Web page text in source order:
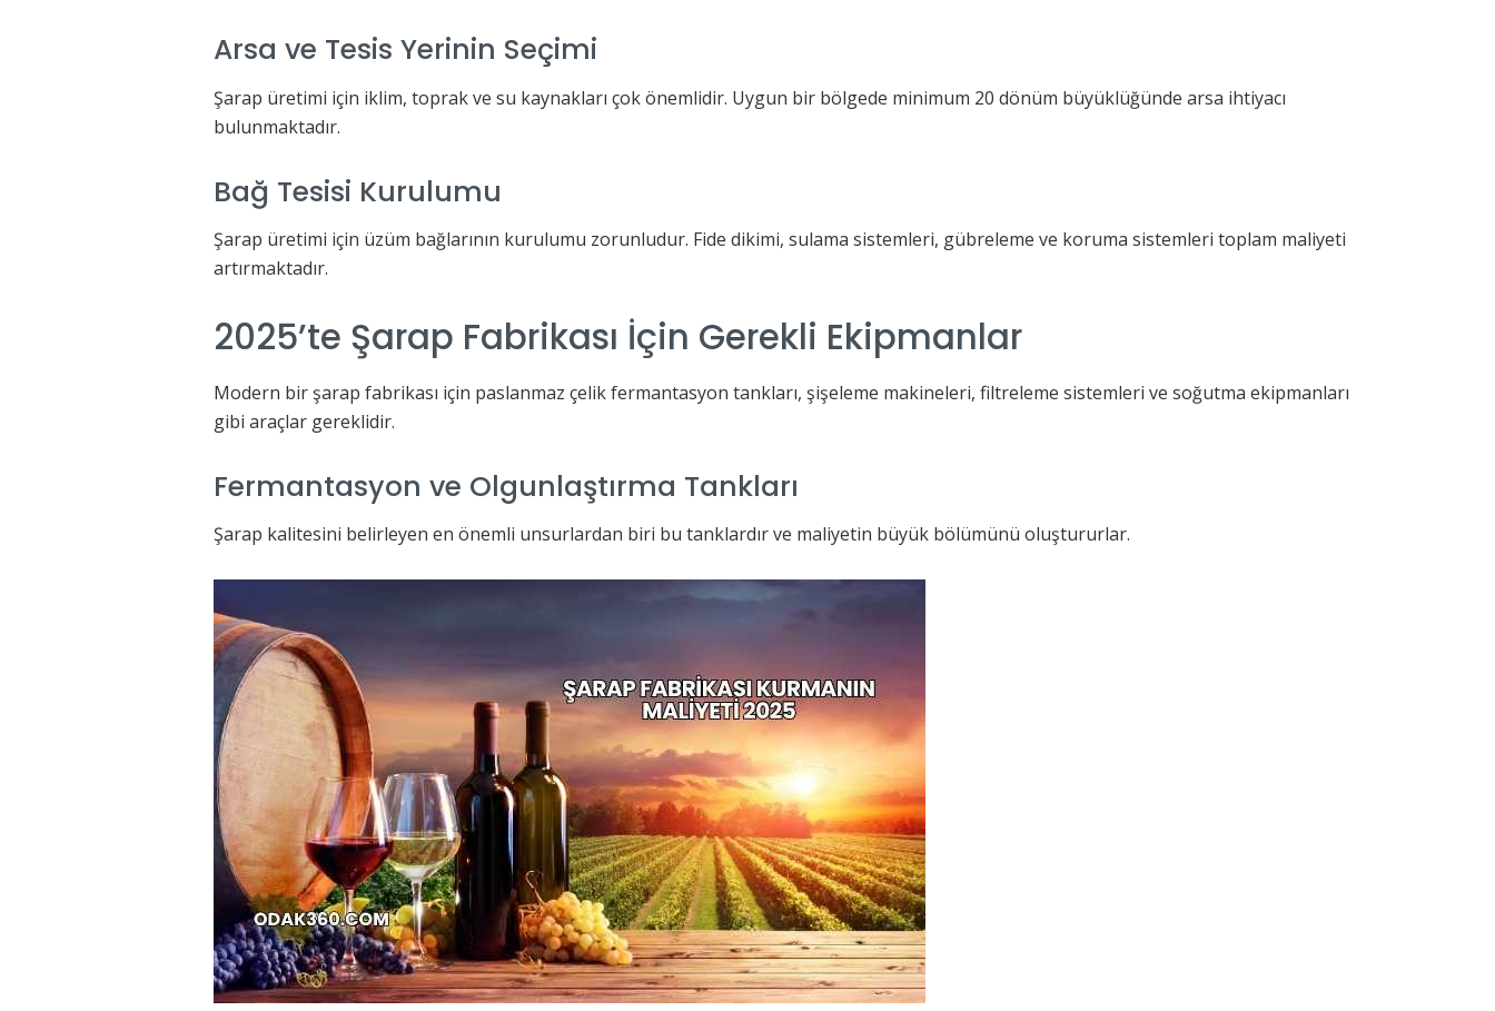
Arsa ve Tesis Yerinin Seçimi
Şarap üretimi için iklim, toprak ve su kaynakları çok önemlidir. Uygun bir bölgede minimum 20 dönüm büyüklüğünde arsa ihtiyacı
bulunmaktadır.
Bağ Tesisi Kurulumu
Şarap üretimi için üzüm bağlarının kurulumu zorunludur. Fide dikimi, sulama sistemleri, gübreleme ve koruma sistemleri toplam maliyeti
artırmaktadır.
2025’te Şarap Fabrikası İçin Gerekli Ekipmanlar
Modern bir şarap fabrikası için paslanmaz çelik fermantasyon tankları, şişeleme makineleri, filtreleme sistemleri ve soğutma ekipmanları
gibi araçlar gereklidir.
Fermantasyon ve Olgunlaştırma Tankları
Şarap kalitesini belirleyen en önemli unsurlardan biri bu tanklardır ve maliyetin büyük bölümünü oluştururlar.